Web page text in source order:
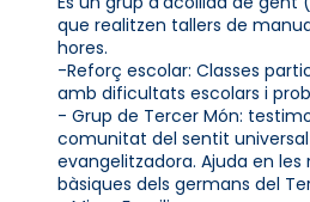
que realitzen tallers de
hores.
-Reforç escolar: Classes
amb dificultats escolars i
- Grup de Tercer Món:
comunitat del sentit universal
evangelitzadora. Ajuda en
bàsiques dels germans del